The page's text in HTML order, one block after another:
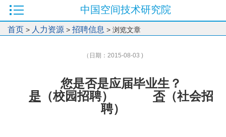
中国空间技术研究院
首页 > 人力资源 > 招聘信息 > 浏览文章
（日期：2015-08-03 )
您是否是应届毕业生？
是 （校园招聘） 否（社会招
聘）